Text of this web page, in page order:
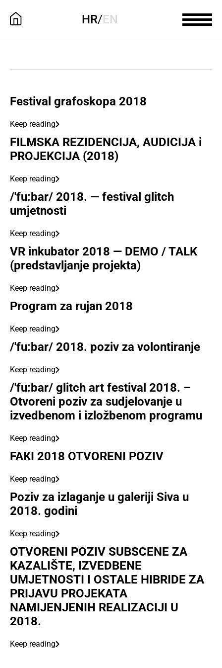
HR/EN
Festival grafoskopa 2018
Keep reading
FILMSKA REZIDENCIJA, AUDICIJA i
PROJEKCIJA (2018)
Keep reading
/'fu:bar/ 2018. — festival glitch
umjetnosti
Keep reading
VR inkubator 2018 — DEMO / TALK
(predstavljanje projekta)
Keep reading
Program za rujan 2018
Keep reading
/'fu:bar/ 2018. poziv za volontiranje
Keep reading
/'fu:bar/ glitch art festival 2018. –
Otvoreni poziv za sudjelovanje u
izvedbenom i izložbenom programu
Keep reading
FAKI 2018 OTVORENI POZIV
Keep reading
Poziv za izlaganje u galeriji Siva u
2018. godini
Keep reading
OTVORENI POZIV SUBSCENE ZA
KAZALIŠTE, IZVEDBENE
UMJETNOSTI I OSTALE HIBRIDE ZA
PRIJAVU PROJEKATA
NAMIJENJENIH REALIZACIJI U
2018.
Keep reading